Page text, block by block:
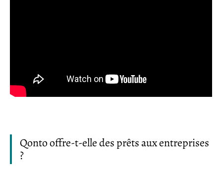
Qonto offre-t-elle des prêts aux entreprises
?